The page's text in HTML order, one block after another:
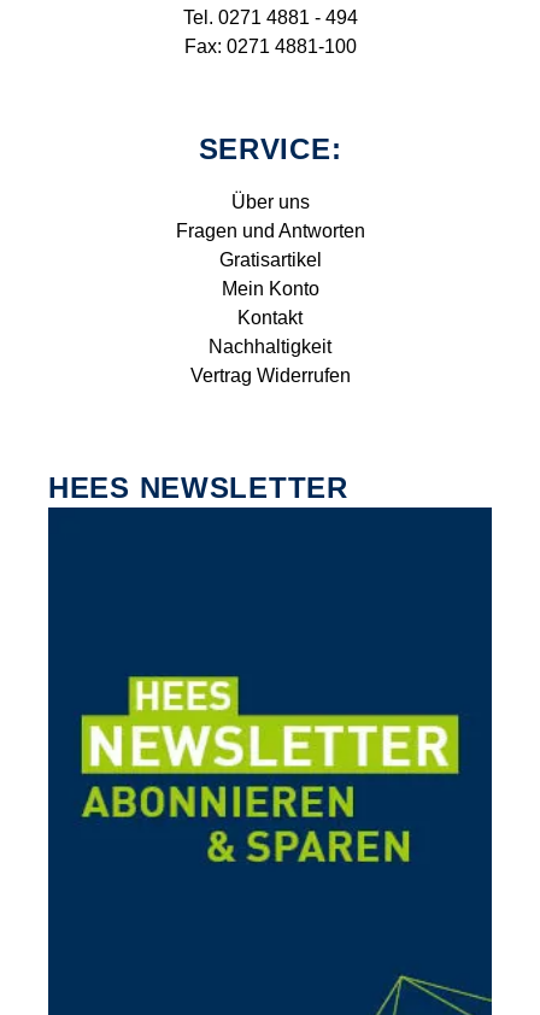
Tel. 0271 4881 - 494
Fax: 0271 4881-100
SERVICE:
Über uns
Fragen und Antworten
Gratisartikel
Mein Konto
Kontakt
Nachhaltigkeit
Vertrag Widerrufen
HEES NEWSLETTER